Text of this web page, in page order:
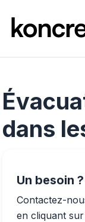
dans
Un besoin ?
Contactez-
en cliquant